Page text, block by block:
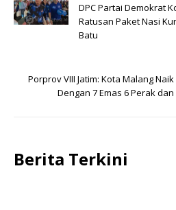
DPC Partai Demokrat
Ratusan Paket Nasi
Batu
Porprov VIII Jatim: Kota Malang
Dengan 7 Emas 6 Perak
Berita Terkini